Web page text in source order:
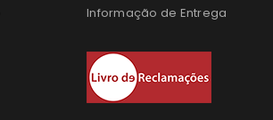
Informação de Entrega